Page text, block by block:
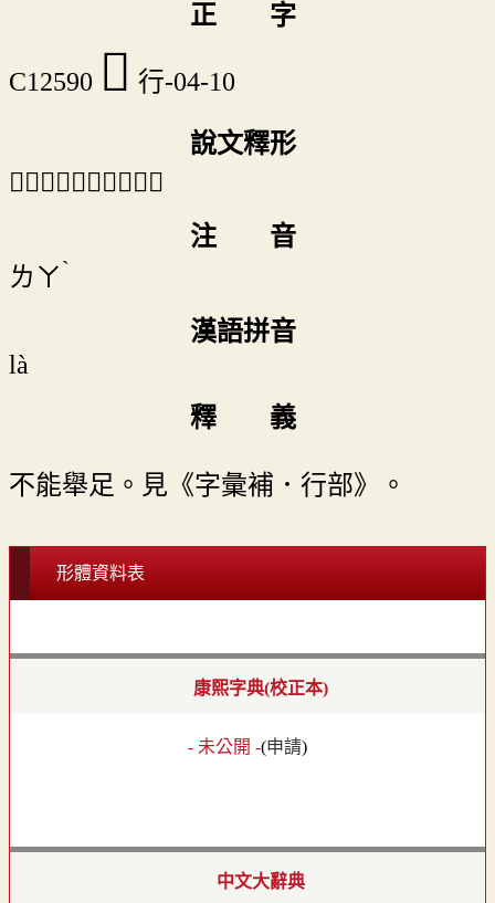
正 字
C12590 𧗩 行-04-10
說文釋形
「𧗩」《說文》不錄。
注 音
ㄌㄚˋ
漢語拼音
là
釋 義
不能舉足。見《字彙補．行部》。
形體資料表
康熙字典(校正本)
- 未公開 -(申請)
中文大辭典